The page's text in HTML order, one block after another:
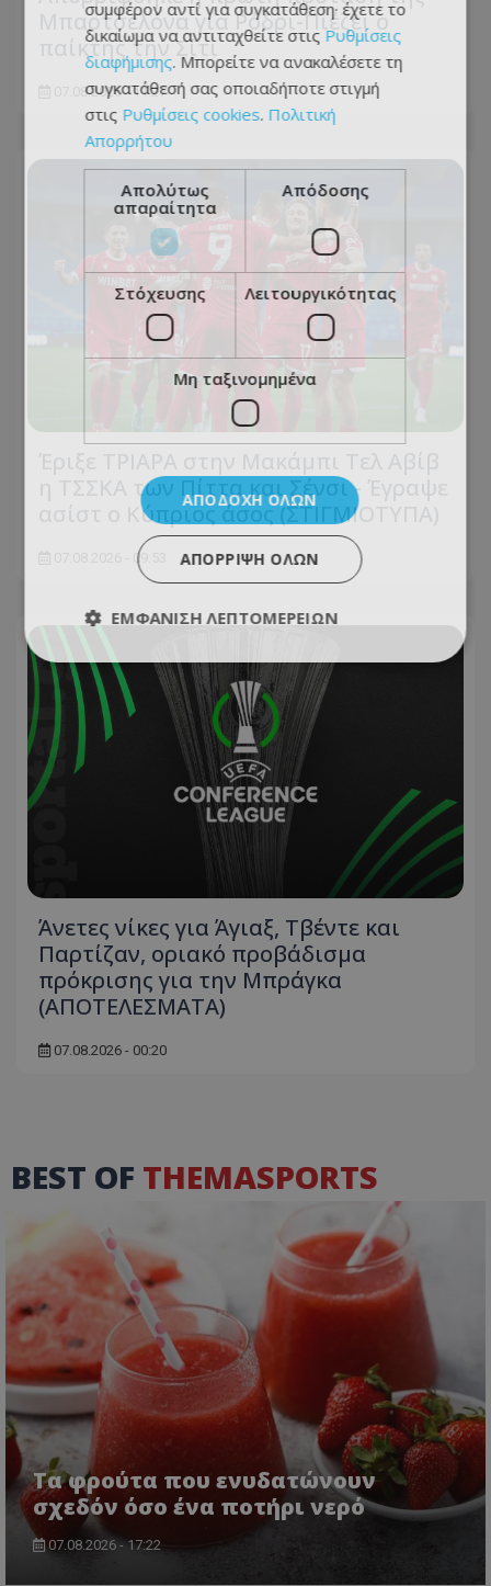
Μπαρτσελόνα για Ρόδρι-Πιέζει ο
παίκτης την Σίτι
07.08.2026 - 11:27
η ΤΣΣΚΑ των Πίττα και Σένσι - Έγραψε
ασίστ ο Κύπριος άσος (ΣΤΙΓΜΙΟΤΥΠΑ)
07.08.2026 - 09:53
Άνετες νίκες για Άγιαξ, Τβέντε και
Παρτίζαν, οριακό προβάδισμα
πρόκρισης για την Μπράγκα
(ΑΠΟΤΕΛΕΣΜΑΤΑ)
07.08.2026 - 00:20
BEST OF THEMASPORTS
Τα φρούτα που ενυδατώνουν
σχεδόν όσο ένα ποτήρι νερό
07.08.2026 - 17:22
συμφέρον αντί για συγκατάθεση· έχετε το
δικαίωμα να αντιταχθείτε στις Ρυθμίσεις
διαφήμισης. Μπορείτε να ανακαλέσετε τη
συγκατάθεσή σας οποιαδήποτε στιγμή
στις Ρυθμίσεις cookies. Πολιτική
Απορρήτου
Απολύτως
απαραίτητα
Απόδοσης
Στόχευσης Λειτουργικότητας
Μη ταξινομημένα
ΑΠΟΔΟΧΉ ΌΛΩΝ
ΑΠΌΡΡΙΨΗ ΌΛΩΝ
ΕΜΦΆΝΙΣΗ ΛΕΠΤΟΜΕΡΕΙΏΝ